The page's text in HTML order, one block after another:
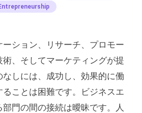
ション、リサーチ、プロモー
術、そしてマーケティングが提
しには、成功し、効果的に働
ることは困難です。ビジネスエ
部門の間の接続は曖昧です。人